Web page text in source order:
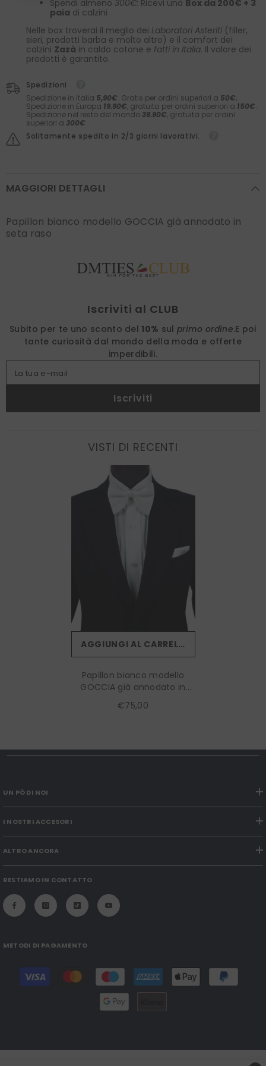
Spendi almeno 300€: Ricevi una Box da 200€ + 3
paia di calzini
Nelle box troverai il meglio dei Laboratori Asteriti (filler,
sieri, prodotti barba e molto altro) e il comfort dei
calzini Zazà in caldo cotone e fatti in Italia. Il valore dei
prodotti è garantito.
Spedizioni
Spedizione in Italia 5,90€. Gratis per ordini superiori a 50€.
Spedizione in Europa 19.90€, gratuita per ordini superiori a 150€.
Spedizione nel resto del mondo 39.90€, gratuita per ordini
superiori a 300€
Solitamente spedito in 2/3 giorni lavorativi.
MAGGIORI DETTAGLI
Papillon bianco modello GOCCIA già annodato in
seta raso
Iscriviti al CLUB
Subito per te uno sconto del 10% sulprimo ordine.E poi
tante curiosità dal mondo della moda e offerte
imperdibili.
La tua e-mail
Iscriviti
VISTI DI RECENTI
AGGIUNGI AL CARRELLO
Papillon bianco modello
GOCCIA già annodato in
€75,00
UN PÒ DI NOI
I NOSTRI ACCESORI
ALTRO ANCORA
RESTIAMO IN CONTATTO
METODI DI PAGAMENTO
Modalità
pagamento